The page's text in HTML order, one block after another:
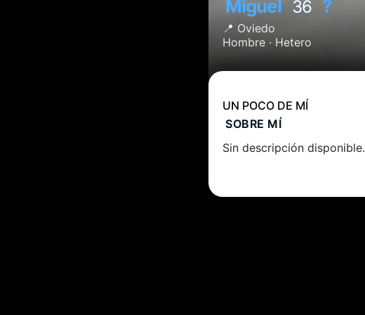
Miguel 36 ?
📍 Oviedo
Hombre · Hetero
UN POCO DE MÍ
SOBRE MÍ
Sin descripción disponible.